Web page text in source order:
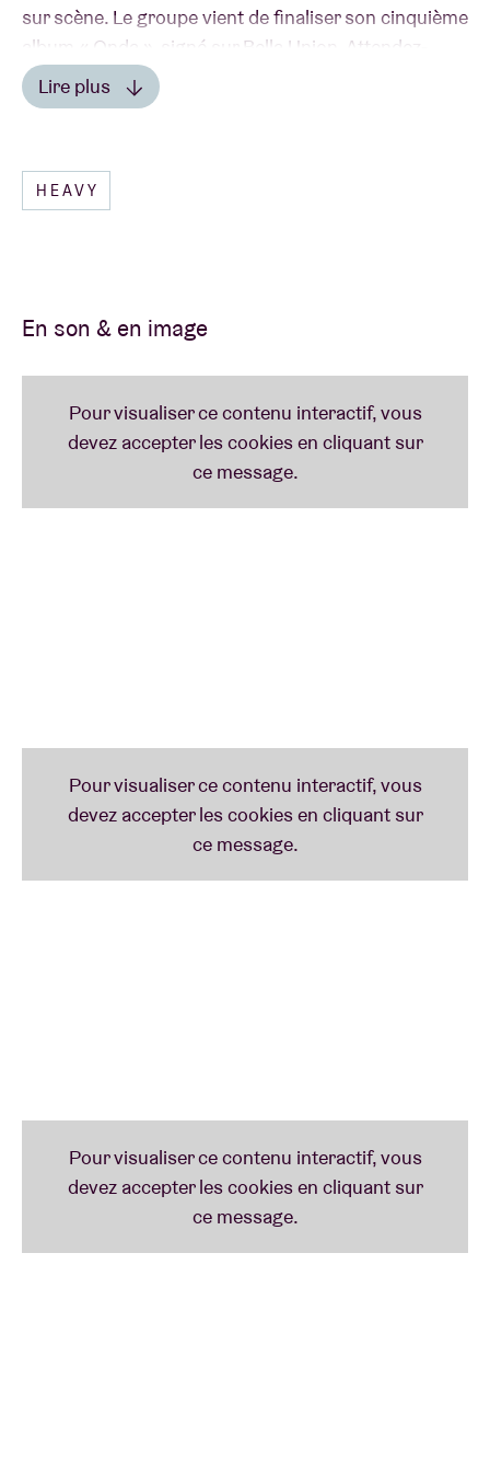
sur scène. Le groupe vient de finaliser son cinquième
album « Onda », signé sur Bella Union. Attendez-
vous à la formation suivante : Bomi Kim (haegeum,
chant), Ilwoo Lee (guitare, piri), EunYong Sim
Choi (batterie).
Lire plus
« thrilling, unexpected and perfectly
FUN FACT
Jambinai a signé un concert magistral lors de la
cérémonie de clôture des Jeux olympiques à
PyeongChang.
HEAVY
En son & en image